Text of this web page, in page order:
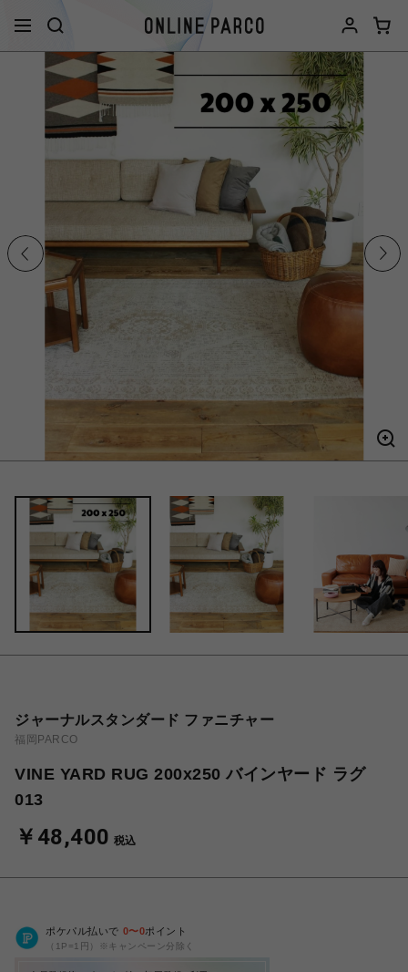
ジャーナルスタンダード ファニチャー
福岡PARCO
VINE YARD RUG 200x250 バインヤード ラグ
013
￥48,400 税込
ポケパル払いで 0〜0ポイント
（1P=1円）※キャンペーン分除く